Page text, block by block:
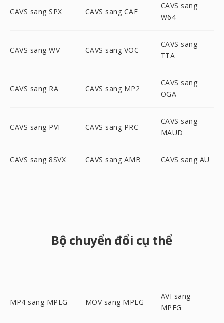
CAVS sang SPX CAVS sang CAF
CAVS sang
W64
CAVS sang WV CAVS sang VOC
CAVS sang
TTA
CAVS sang RA CAVS sang MP2
CAVS sang
OGA
CAVS sang PVF CAVS sang PRC
CAVS sang
MAUD
CAVS sang 8SVX CAVS sang AMB CAVS sang AU
Bộ chuyển đổi cụ thể
MP4 sang MPEG MOV sang MPEG
AVI sang
MPEG